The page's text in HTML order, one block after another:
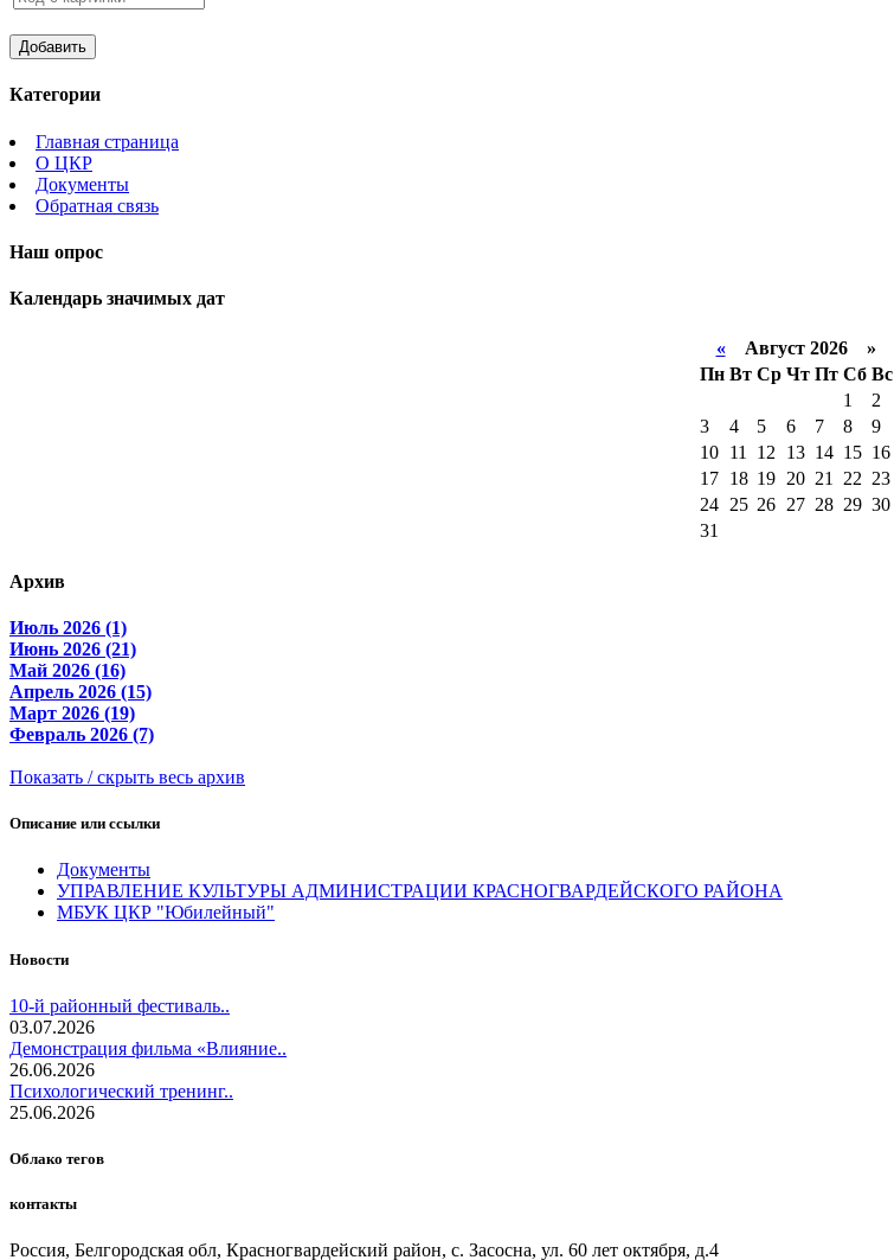
Категории
Главная страница
О ЦКР
Документы
Обратная связь
Наш опрос
Календарь значимых дат
«Август 2026 »
Пн Вт Ср Чт Пт Сб Вс
1
2
3
4 5 6 7 8
9
10
11 12 13 14 15 16
17
18 19 20 21 22 23
24 25 26 27 28 29 30
31
Архив
Июль 2026 (1)
Июнь 2026 (21)
Май 2026 (16)
Апрель 2026 (15)
Март 2026 (19)
Февраль 2026 (7)
Показать / скрыть весь архив
Описание или ссылки
Документы
УПРАВЛЕНИЕ КУЛЬТУРЫ АДМИНИСТРАЦИИ КРАСНОГВАРДЕЙСКОГО РАЙОНА
МБУК ЦКР "Юбилейный"
Новости
10-й районный фестиваль..
03.07.2026
Демонстрация фильма «Влияние..
26.06.2026
Психологический тренинг..
25.06.2026
Облако тегов
контакты
Россия, Белгородская обл, Красногвардейский район, с. Засосна, ул. 60 лет октября, д.4